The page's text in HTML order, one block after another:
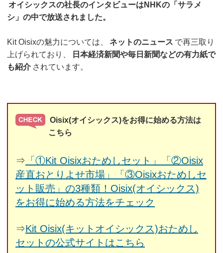
オイシックスの社長のインタビューはNHKの「サラメ
シ」の中で放送されました。
Kit Oisixの魅力については、 ネットのニュース で再三取り
上げられており、
日本経済新聞や毎日新聞などの有力紙で
も紹介 されています。
Oisix(オイシックス)をお得に始める方法は
こちら
⇒ 「①Kit Oisixおためしセット」「②Oisix
産直おとりよせ市場」「③Oisixおためしセ
ット販売」の3種類！Oisix(オイシックス)
をお得に始める方法をチェック
⇒Kit Oisix(キットオイシックス)おためし
セットの公式サイトはこちら